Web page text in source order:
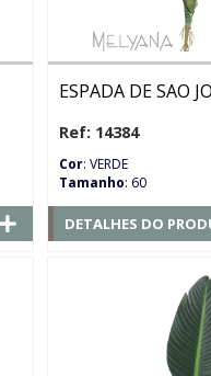
ESPADA DE SAO
Ref: 14384
Cor: VERDE
Tamanho: 60
DETALHES DO